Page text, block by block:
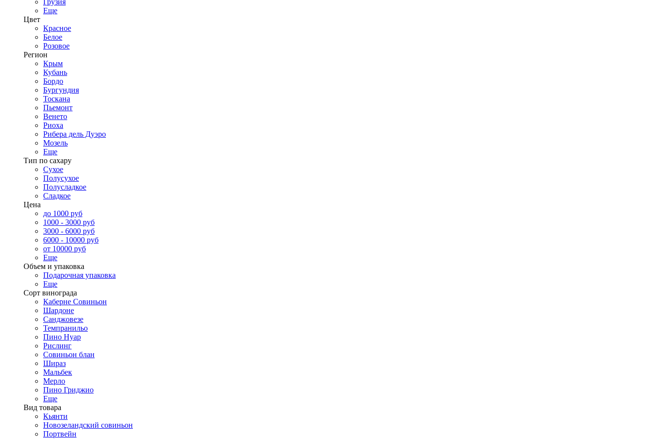
Грузия
Еще
Цвет
Красное
Белое
Розовое
Регион
Крым
Кубань
Бордо
Бургундия
Тоскана
Пьемонт
Венето
Риоха
Рибера дель Дуэро
Мозель
Еще
Тип по сахару
Сухое
Полусухое
Полусладкое
Сладкое
Цена
до 1000 руб
1000 - 3000 руб
3000 - 6000 руб
6000 - 10000 руб
от 10000 руб
Еще
Объем и упаковка
Подарочная упаковка
Еще
Сорт винограда
Каберне Совиньон
Шардоне
Санджовезе
Темпранильо
Пино Нуар
Рислинг
Совиньон блан
Шираз
Мальбек
Мерло
Пино Гриджио
Еще
Вид товара
Кьянти
Новозеландский совиньон
Портвейн